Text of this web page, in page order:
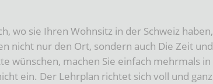
wo sie Ihren Wohnsitz in der Schweiz
nicht nur den Ort, sondern auch Die Zeit
wünschen, machen Sie einfach mehrmals
ein. Der Lehrplan richtet sich voll und